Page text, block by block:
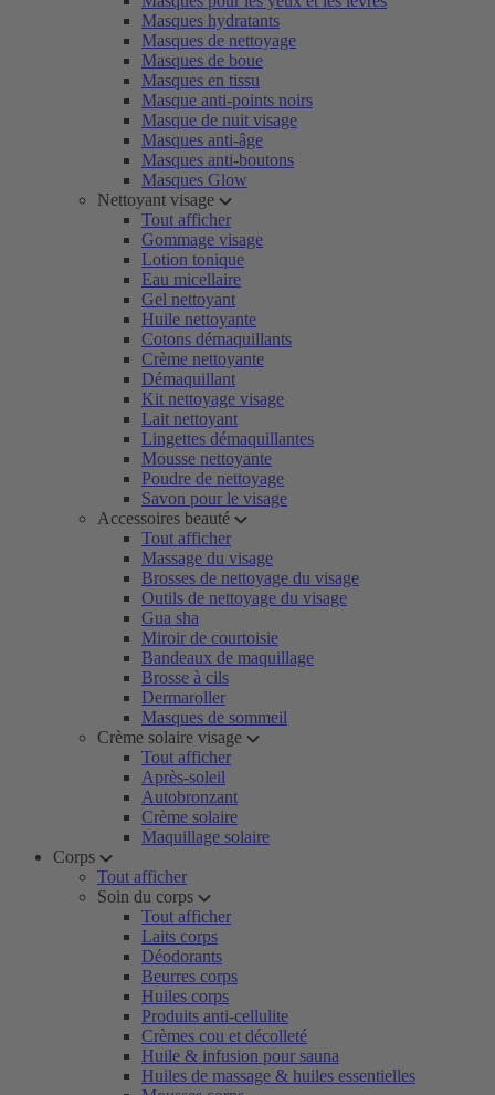
Masques hydratants
Masques de nettoyage
Masques de boue
Masques en tissu
Masque anti-points noirs
Masque de nuit visage
Masques anti-âge
Masques anti-boutons
Masques Glow
Nettoyant visage
Tout afficher
Gommage visage
Lotion tonique
Eau micellaire
Gel nettoyant
Huile nettoyante
Cotons démaquillants
Crème nettoyante
Démaquillant
Kit nettoyage visage
Lait nettoyant
Lingettes démaquillantes
Mousse nettoyante
Poudre de nettoyage
Savon pour le visage
Accessoires beauté
Tout afficher
Massage du visage
Brosses de nettoyage du visage
Outils de nettoyage du visage
Gua sha
Miroir de courtoisie
Bandeaux de maquillage
Brosse à cils
Dermaroller
Masques de sommeil
Crème solaire visage
Tout afficher
Après-soleil
Autobronzant
Crème solaire
Maquillage solaire
Corps
Tout afficher
Soin du corps
Tout afficher
Laits corps
Déodorants
Beurres corps
Huiles corps
Produits anti-cellulite
Crèmes cou et décolleté
Huile & infusion pour sauna
Huiles de massage & huiles essentielles